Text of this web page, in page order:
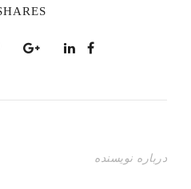
درباره نویسنده